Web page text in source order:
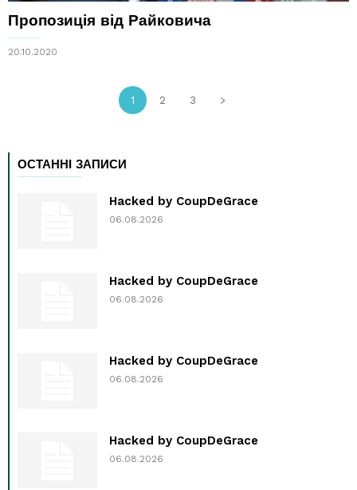
Пропозиція від Райковича
20.10.2020
1 2 3
ОСТАННІ ЗАПИСИ
Hacked by CoupDeGrace
06.08.2026
Hacked by CoupDeGrace
06.08.2026
Hacked by CoupDeGrace
06.08.2026
Hacked by CoupDeGrace
06.08.2026